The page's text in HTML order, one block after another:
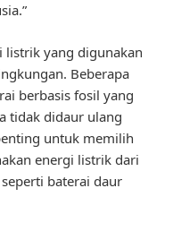
listrik yang digunakan
Beberapa
berbasis fosil yang
tidak didaur ulang
untuk memilih
energi listrik dari
baterai daur